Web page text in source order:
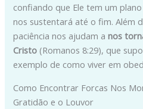
confiando que Ele tem um
nos sustentará até o fim. Além
paciência nos ajudam anos
Cristo (Romanos 8:29), que
exemplo de como viver em
Como Encontrar Forcas Nos
Gratidão e o Louvor